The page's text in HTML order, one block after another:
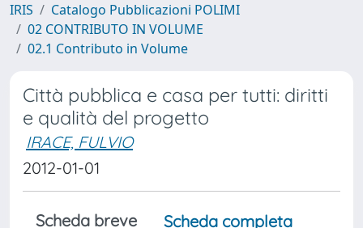
IRIS
Catalogo Pubblicazioni POLIMI
02 CONTRIBUTO IN VOLUME
02.1 Contributo in Volume
Città pubblica e casa per tutti: diritti
e qualità del progetto
IRACE, FULVIO
2012-01-01
Scheda breve
Scheda completa